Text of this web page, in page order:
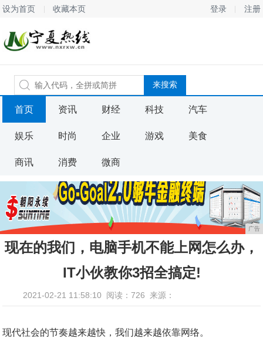
设为首页 收藏本页 登录 注册
首页 资讯 财经 科技 汽车
娱乐 时尚 企业 游戏 美食
商讯 消费 微商
广告
现在的我们，电脑手机不能上网怎么办，
IT小伙教你3招全搞定!
2021-02-21 11:58:10 阅读：726 来源：
现代社会的节奏越来越快，我们越来越依靠网络。